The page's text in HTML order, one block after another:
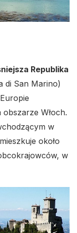
Republika
di San Marino)
Włoch.
w
około
w